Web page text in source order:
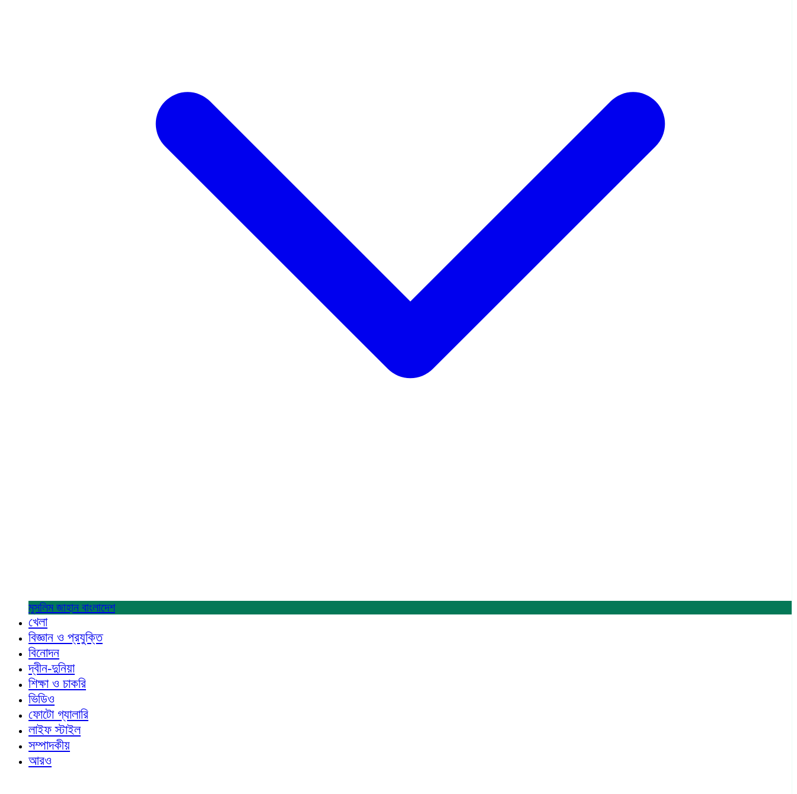
মুসলিম জাহান বাংলাদেশ
খেলা
বিজ্ঞান ও প্রযুক্তি
বিনোদন
দ্বীন-দুনিয়া
শিক্ষা ও চাকরি
ভিডিও
ফোটো গ্যালারি
লাইফ স্টাইল
সম্পাদকীয়
আরও